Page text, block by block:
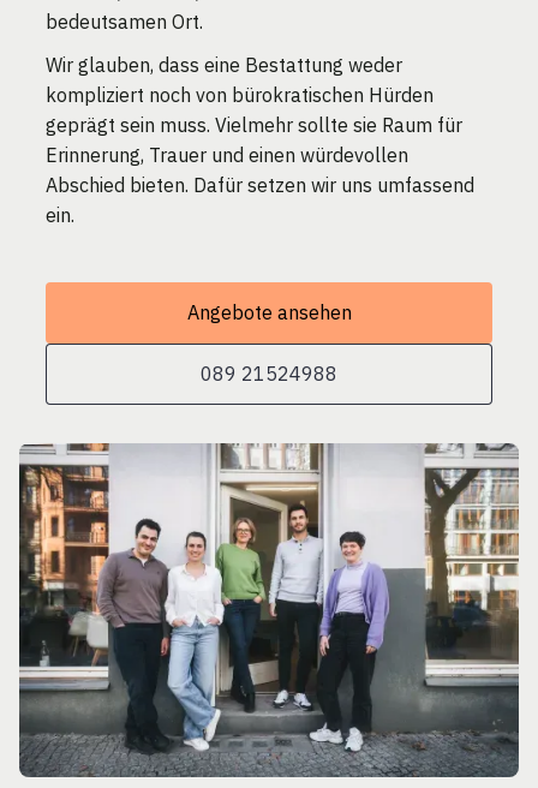
bedeutsamen Ort.
Wir glauben, dass eine Bestattung weder
kompliziert noch von bürokratischen Hürden
geprägt sein muss. Vielmehr sollte sie Raum für
Erinnerung, Trauer und einen würdevollen
Abschied bieten. Dafür setzen wir uns umfassend
ein.
Angebote ansehen
089 21524988